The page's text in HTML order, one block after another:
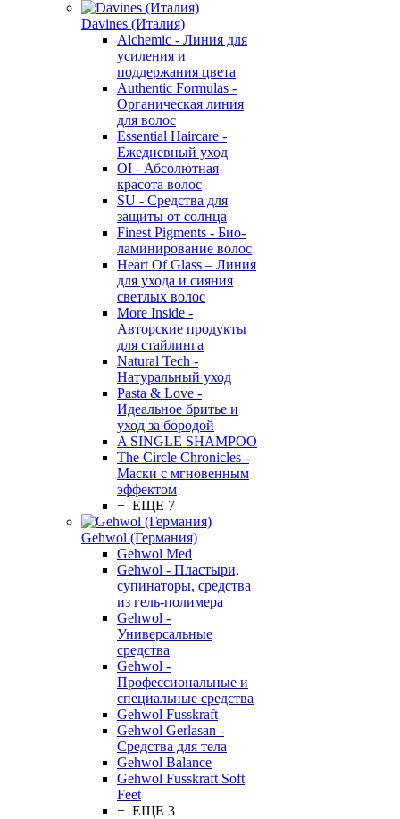
Davines (Италия)
Alchemic - Линия для
усиления и
поддержания цвета
Authentic Formulas -
Органическая линия
для волос
Essential Haircare -
Eжедневный уход
OI - Абсолютная
красота волос
SU - Средства для
защиты от солнца
Finest Pigments - Био-
ламинирование волос
Heart Of Glass – Линия
для ухода и сияния
светлых волос
More Inside -
Авторские продукты
для стайлинга
Natural Tech -
Натуральный уход
Pasta & Love -
Идеальное бритье и
уход за бородой
A SINGLE SHAMPOO
The Circle Chronicles -
Маски с мгновенным
эффектом
+ ЕЩЕ 7
Gehwol (Германия)
Gehwol Med
Gehwol - Пластыри,
супинаторы, средства
из гель-полимера
Gehwol -
Универсальные
средства
Gehwol -
Профессиональные и
специальные средства
Gehwol Fusskraft
Gehwol Gerlasan -
Средства для тела
Gehwol Balance
Gehwol Fusskraft Soft
Feet
+ ЕЩЕ 3